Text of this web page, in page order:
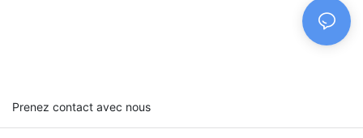
Prenez contact avec nous